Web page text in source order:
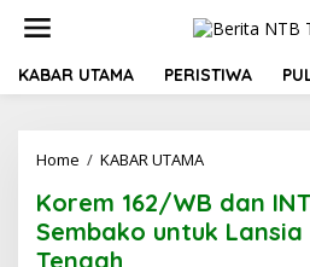
t
KABAR UTAMA PERISTIWA
Home / KABAR UTAMA
r
e
m
Korem 162/WB dan
Sembako untuk
Tengah